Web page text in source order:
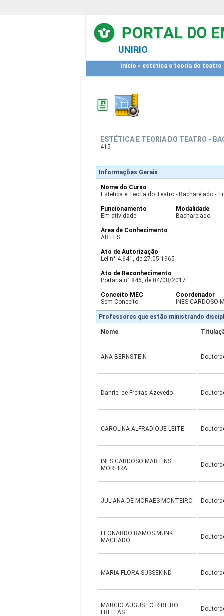
UNIRIO
início » estética e teoria do teatro
ESTÉTICA E TEORIA DO TEATRO -
415
Informações Gerais
Nome do Curso
Estética e Teoria do Teatro - Bacharelado -
Funcionamento
Em atividade
Modalidade
Bacharelado
Área de Conhecimento
ARTES
Ato de Autorização
Lei n° 4.641, de 27.05.1965
Ato de Reconhecimento
Portaria n° 846, de 04/08/2017
Conceito MEC
Sem Conceito
Coordenador
INES CARDOSO
Professores que estão ministrando
Nome
ANA BERNSTEIN
Danrlei de Freitas Azevedo
CAROLINA ALFRADIQUE LEITE
INES CARDOSO MARTINS
MOREIRA
JULIANA DE MORAES MONTEIRO
LEONARDO RAMOS MUNK
MACHADO
MARIA FLORA SUSSEKIND
MARCIO AUGUSTO RIBEIRO
FREITAS